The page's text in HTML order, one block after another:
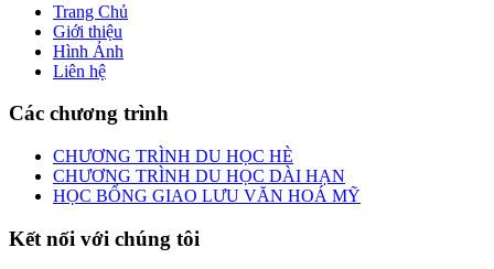
Trang Chủ
Giới thiệu
Hình Ảnh
Liên hệ
Các chương trình
CHƯƠNG TRÌNH DU HỌC HÈ
CHƯƠNG TRÌNH DU HỌC DÀI HẠN
HỌC BỔNG GIAO LƯU VĂN HOÁ MỸ
Kết nối với chúng tôi